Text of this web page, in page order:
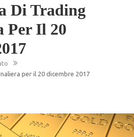
Di Trading
Per Il 20
per il 20 dicembre 2017